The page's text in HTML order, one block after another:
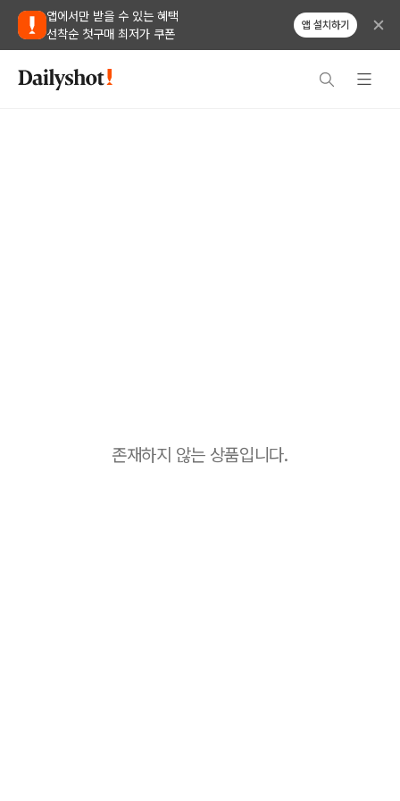
앱에서만 받을 수 있는 혜택
선착순 첫구매 최저가 쿠폰
앱 설치하기
존재하지 않는 상품입니다.